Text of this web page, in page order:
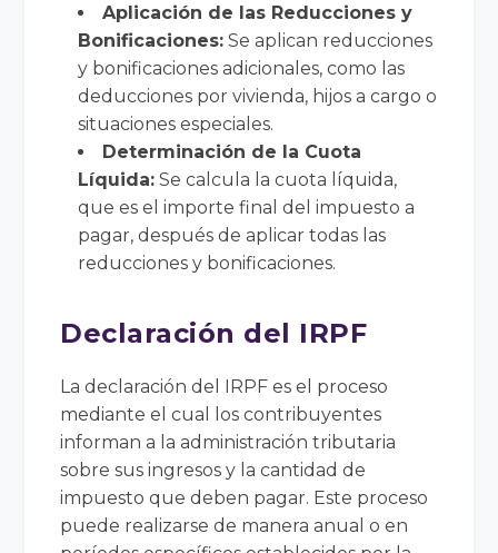
Aplicación de las Reducciones y
Bonificaciones: Se aplican reducciones
y bonificaciones adicionales, como las
deducciones por vivienda, hijos a cargo o
situaciones especiales.
Determinación de la Cuota
Líquida: Se calcula la cuota líquida,
que es el importe final del impuesto a
pagar, después de aplicar todas las
reducciones y bonificaciones.
Declaración del IRPF
La declaración del IRPF es el proceso
mediante el cual los contribuyentes
informan a la administración tributaria
sobre sus ingresos y la cantidad de
impuesto que deben pagar. Este proceso
puede realizarse de manera anual o en